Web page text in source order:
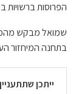
הפרוסות ברשויות
שמואל מבקש
בתחנה המיחזור
ייתכן